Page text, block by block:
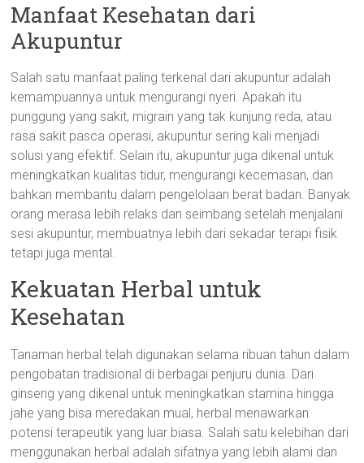
Manfaat Kesehatan dari
Akupuntur
Salah satu manfaat paling terkenal dari akupuntur adalah
kemampuannya untuk mengurangi nyeri. Apakah itu
punggung yang sakit, migrain yang tak kunjung reda, atau
rasa sakit pasca operasi, akupuntur sering kali menjadi
solusi yang efektif. Selain itu, akupuntur juga dikenal untuk
meningkatkan kualitas tidur, mengurangi kecemasan, dan
bahkan membantu dalam pengelolaan berat badan. Banyak
orang merasa lebih relaks dan seimbang setelah menjalani
sesi akupuntur, membuatnya lebih dari sekadar terapi fisik
tetapi juga mental.
Kekuatan Herbal untuk
Kesehatan
Tanaman herbal telah digunakan selama ribuan tahun dalam
pengobatan tradisional di berbagai penjuru dunia. Dari
ginseng yang dikenal untuk meningkatkan stamina hingga
jahe yang bisa meredakan mual, herbal menawarkan
potensi terapeutik yang luar biasa. Salah satu kelebihan dari
menggunakan herbal adalah sifatnya yang lebih alami dan